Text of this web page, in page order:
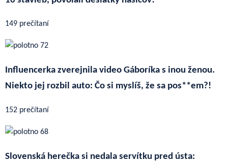
149 prečítaní
Influencerka zverejnila video Gáboríka s inou ženou.
Niekto jej rozbil auto: Čo si myslíš, že sa pos**em?!
152 prečítaní
Slovenská herečka si nedala servítku pred ústa: